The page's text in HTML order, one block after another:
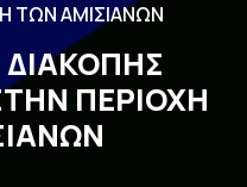
ΤΩΝ ΑΜΙΣΙΑΝΩΝ
ΠΕΡΙΟΧΗ